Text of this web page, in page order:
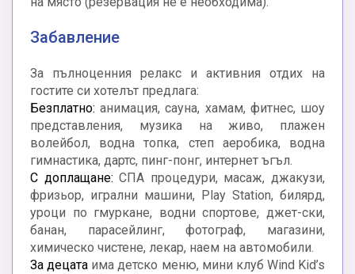
Забавление
За пълноценния релакс и активния отдих на
гостите си хотелът предлага:
Безплатно: анимация, сауна, хамам, фитнес, шоу
представления, музика на живо, плажен
волейбол, водна топка, степ аеробика, водна
гимнастика, дартс, пинг-понг, интернет ъгъл.
С доплащане: СПА процедури, масаж, джакузи,
фризьор, игрални машини, Play Station, билярд,
уроци по гмуркане, водни спортове, джет-ски,
банан, парасейлинг, фотограф, магазини,
химическо чистене, лекар, наем на автомобили.
За децата има детско меню, мини клуб Wind Kid’s